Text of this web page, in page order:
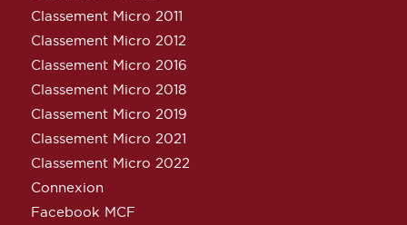
Classement Micro 2011
Classement Micro 2012
Classement Micro 2016
Classement Micro 2018
Classement Micro 2019
Classement Micro 2021
Classement Micro 2022
Connexion
Facebook MCF